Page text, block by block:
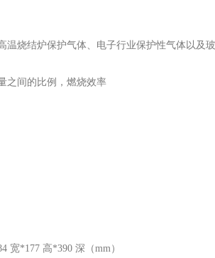
温烧结炉保护气体、电子行业保护性气体以及
之间的比例，燃烧效率
宽*177 高*390 深（mm）